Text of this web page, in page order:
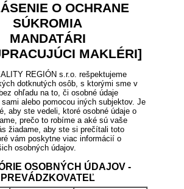
O OCHRANE
SÚKROMIA
MANDATÁRI
MAKLÉRI]
REGIÓN s.r.o. rešpektujeme
dotknutých osôb, s ktorými sme v
ohľadu na to, či osobné údaje
alebo pomocou iných subjektov. Je
aby ste vedeli, ktoré osobné údaje o
prečo to robíme a aké sú vaše
žiadame, aby ste si prečítali toto
vám poskytne viac informácií o
osobných údajov.
OSOBNÝCH ÚDAJOV -
PREVÁDZKOVATEĽ